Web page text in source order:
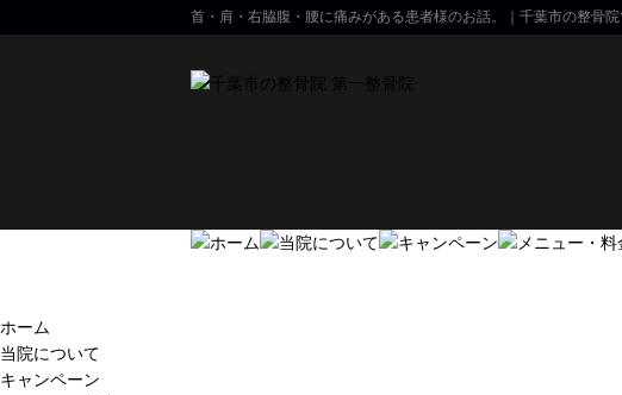
首・肩・右脇腹・腰に痛みがある患者様のお話。｜千葉市の整骨
ホーム
当院について
キャンペーン